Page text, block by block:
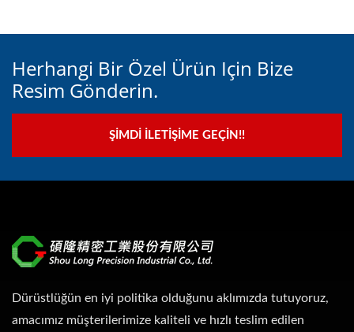
Herhangi Bir Özel Ürün Için Bize
Resim Gönderin.
ŞIMDI İLETIŞIME GEÇIN!!
Dürüstlüğün en iyi politika olduğunu aklımızda tutuyoruz,
amacımız müşterilerimize kaliteli ve hızlı teslim edilen